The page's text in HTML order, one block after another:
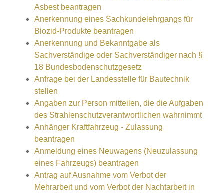
Asbest beantragen
Anerkennung eines Sachkundelehrgangs für
Biozid-Produkte beantragen
Anerkennung und Bekanntgabe als
Sachverständige oder Sachverständiger nach §
18 Bundesbodenschutzgesetz
Anfrage bei der Landesstelle für Bautechnik
stellen
Angaben zur Person mitteilen, die die Aufgaben
des Strahlenschutzverantwortlichen wahrnimmt
Anhänger Kraftfahrzeug - Zulassung
beantragen
Anmeldung eines Neuwagens (Neuzulassung
eines Fahrzeugs) beantragen
Antrag auf Ausnahme vom Verbot der
Mehrarbeit und vom Verbot der Nachtarbeit in